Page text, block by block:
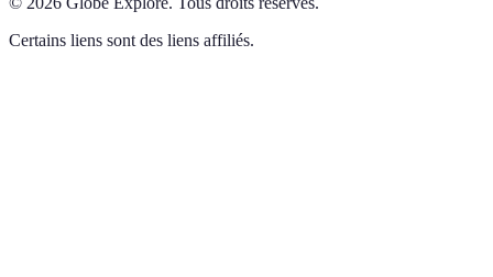
Certains liens sont des liens affiliés.